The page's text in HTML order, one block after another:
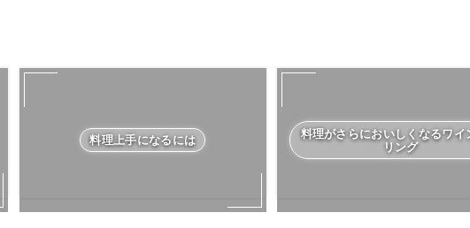
料理上手になるには
料理がさらにおいしくなるワイ
リング